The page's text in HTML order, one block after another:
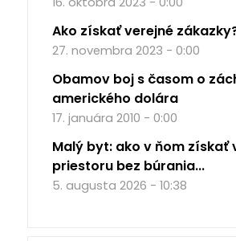
Ako získať verejné
27. novembra 2023 - 0:00
Obamov boj s časom o
amerického dolára
17. januára 2010 - 0:00
Malý byt: ako v ňom získať
priestoru bez búrania...
5. augusta 2026 - 10:38